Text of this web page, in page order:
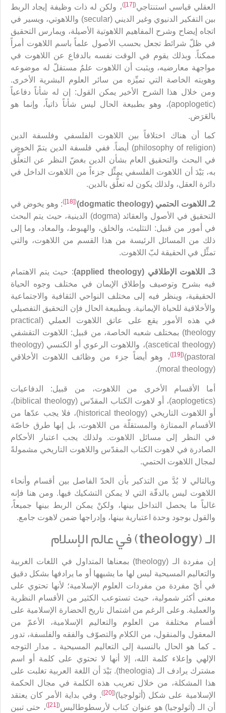
العقلي قياسي استنتاجي(
[17]
)، ولكن له ذات وظيفة إيجاد الربط
بين التفكير الدنيوي وغير الديني (secular) واللاهوتي، ويسير في
اتجاه إيضاح وشرح المفاهيم اللاهوتية الأصيلة، ويمارس التحقيق
في ظلّ شرائط تجعل بحسب الأصول علماً باسم اللاهوت أمراً
ممكناً. وبذلك يقوم في الوقت نفسه بالدفاع عن اللاهوت في
مواجهة معارضيه، ويثبت أن اللاهوت علمٌ مستقلّ له موضوعه
وهويته الخاصة التي تميِّزه من سائر العلوم البشرية الأخرى.
ومن خلال هذا الشرح الأخير يمكن القول: إن له شأناً دفاعياً
(apoplogetic)، وهو بطبيعة الحال ليس شأناً ذاتياً، وإنما هو
بالعَرَض.
كما أن هناك اختلافاً بين اللاهوت الفلسفي وفلسفة الدين
(philosophy of religion) أيضاً. ففي فلسفة الدين يتمّ الخوض
في البحث والتحقيق العام بشأن الدين بغضّ النظر عن التعلُّق
به، بَيْدَ أن اللاهوت الفلسفي يمثِّل جزءاً من اللاهوت الداخل في
دائرة العقل، ولذلك يكون له تعلُّق بالدين.
2ـ اللاهوت الحتمي ( dogmatic theology
)
(
[18]
): وهو يخوض في
التحقيق في الأصول والعقائد (dogma) الدينية، حيث يتم البحث
في أمور من قبيل: التثليث، والخلق، والهبوط، والمعاد، وما إلى
ذلك من المسائل الرئيسة من هذا القسم من اللاهوت، والتي
تمثِّل في الحقيقة لبّ اللاهوت.
3ـ اللاهوت الإطلاقي ( applied theology
): حيث يتم الاهتمام
فيه بشرح وتوصيف وإطلاق الإيمان في مختلف وجوه الحياة
الحقيقية، وينظر فيه إلى مختلف النواحي الثقافية والاجتماعية
والأخلاقية للحياة الإيمانية. وبطبيعة الحال فإن التحقيق التفصيلي
في هذه الأمور يقع على عاتق اللاهوت العملي (practical
theology) بمختلف شعبه الخاصة، من قبيل: اللاهوت التقشفي
(ascetical theology)، واللاهوت الرعوي أو الكنسي (theology
pastoral)
(
[19]
)، وهو أيضاً جزء من وظائف اللاهوت الأخلاقي
(moral theology).
أما الأقسام الأخرى من اللاهوت، من قبيل: الدفاعيات
(aoplogetics)، أو لاهوت الكتاب المقدّس (biblical theology)،
أو اللاهوت التاريخي (historical theology)، فلا يجب عدّها من
الأقسام الممتازة والمستقلّة من اللاهوت، بل إنها طرق خاصّة
في النظر إلى مسائل اللاهوت. ولذلك يجب اعتبار الأحكام
الصادرة في لاهوت الكتاب المقدّس واللاهوت التاريخي مشمولةً
لمجال اللاهوت الحتمي.
وبالتالي لا بُدَّ من التذكير بأن الحدّ الفاصل بين أقسام وأنحاء
اللاهوت ليس بالدقّة التي لا يمكن التشكيك فيها. ومن هنا فإنه
غالباً ما يحصل التداخل بينها، ولكنْ يمكن الربط بينها جميعاً،
والقول بوجود وحدة اعتبارية بينها، وإدراجها ضمن لاهوت جامع.
الـ (theology) في عالم الإسلام
إن مفردة الـ (theology) بمعناها المتداول في اللغات الغربية
والتعاليم المسيحية ليس لها ما يشبهها أو ما يرادفها بشكل دقيق
في أيّ مفردة من مفردات العلوم الإسلامية؛ لأنها تحتوي على
معنى أكثر شمولية، حيث تستوعب الكثير من الأقسام النظرية
والعملية. وعلى الرغم من اشتمال تاريخ الحضارة الإسلامية على
أقسام مختلفة من العلوم والتعاليم الإسلامية، الأعمّ من
المعقول والمنقول، من الكلام والتصوّف والفقه والفلسفة، تدور
ـ كما هو الحال بالنسبة إلى التعاليم المسيحية ـ مدار التوجه
الإلهي وإعلاء كلمة الله، إلا أنها لا تحتوي على كلمة أو اسم
مشترك يرادف الـ (theologia). بَيْدَ أن اللغة العربية تغلبت على
هذا المشكلة، من خلال تعريب هذه الكلمة في مجال الحكمة
الإسلامية على شكل (أثولوجيا)(
[20]
). وفي بداية الأمر كان يعتقد
أن الـ (أثولوجيا) هو عنوان كتاب لأرسطوطاليس(
[21]
)، حتى تبين